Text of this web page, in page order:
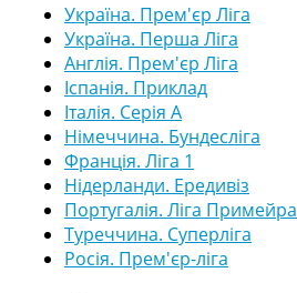
Україна. Прем'єр Ліга
Україна. Перша Ліга
Англія. Прем'єр Ліга
Іспанія. Приклад
Італія. Серія А
Німеччина. Бундесліга
Франція. Ліга 1
Нідерланди. Ередивіз
Португалія. Ліга Примейра
Туреччина. Суперліга
Росія. Прем'єр-ліга